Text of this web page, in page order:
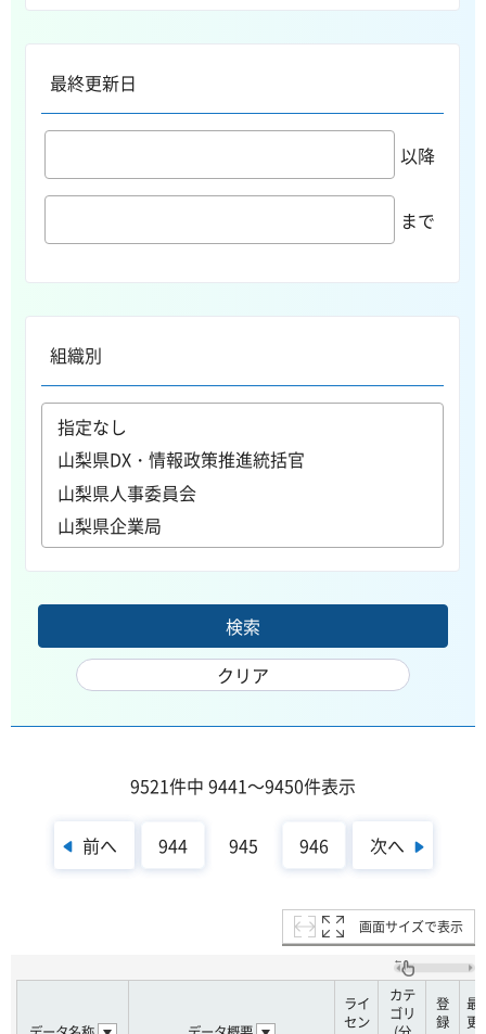
最終更新日
以降
まで
組織別
9521件中 9441～9450件表示
前へ 944 945 946 次へ
画面サイズで表示
ライ
セン
カテ
ゴリ
登
録
最
更